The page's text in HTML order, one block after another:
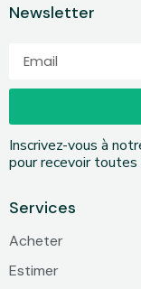
Newsletter
Inscrivez-vous à
pour recevoir
Services
Acheter
Estimer